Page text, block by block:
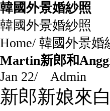
韓國外景婚紗照
韓國外景婚紗照
Home/ 韓國外景婚
Martin新郎和
Jan 22/ Admin
新郎新娘來